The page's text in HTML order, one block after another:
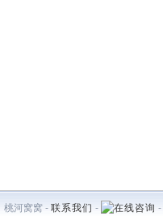
桃河窝窝 - 联系我们 - -